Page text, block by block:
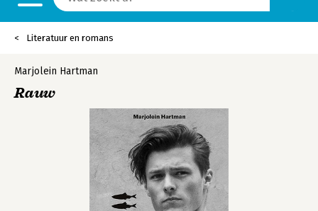
Literatuur en romans
Marjolein Hartman
Rauw